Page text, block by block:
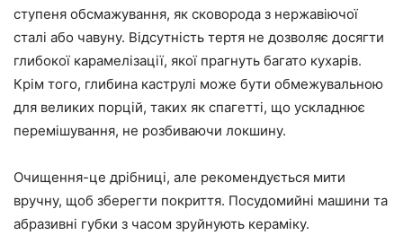
ступеня обсмажування, як сковорода з нержавіючої
сталі або чавуну. Відсутність тертя не дозволяє досягти
глибокої карамелізації, якої прагнуть багато кухарів.
Крім того, глибина каструлі може бути обмежувальною
для великих порцій, таких як спагетті, що ускладнює
перемішування, не розбиваючи локшину.
Очищення-це дрібниці, але рекомендується мити
вручну, щоб зберегти покриття. Посудомийні машини та
абразивні губки з часом зруйнують кераміку.